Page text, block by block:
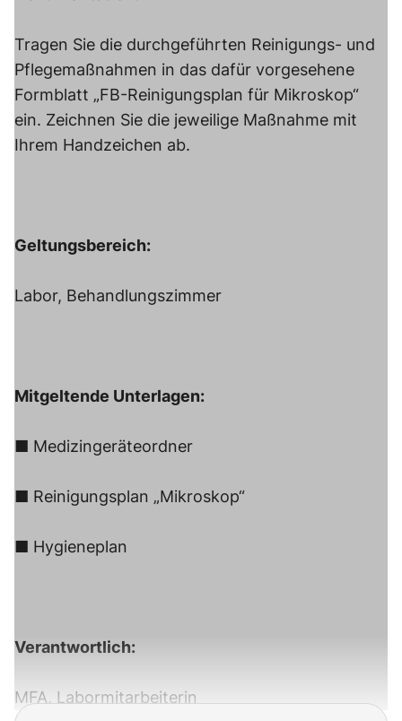
Tragen Sie die durchgeführten Reinigungs- und
Pflegemaßnahmen in das dafür vorgesehene
Formblatt „FB-Reinigungsplan für Mikroskop“
ein. Zeichnen Sie die jeweilige Maßnahme mit
Ihrem Handzeichen ab.
Geltungsbereich:
Labor, Behandlungszimmer
Mitgeltende Unterlagen:
■ Medizingeräteordner
■ Reinigungsplan „Mikroskop“
■ Hygieneplan
Verantwortlich:
MFA, Labormitarbeiterin